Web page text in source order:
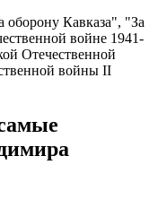
оборону Кавказа", "За
войне 1941-
Отечественной
войны II